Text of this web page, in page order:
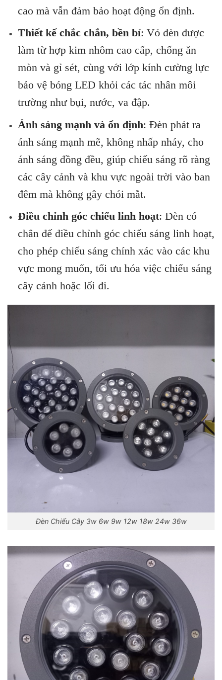
cao mà vẫn đảm bảo hoạt động ổn định.
Thiết kế chắc chắn, bền bỉ: Vỏ đèn được
làm từ hợp kim nhôm cao cấp, chống ăn
mòn và gỉ sét, cùng với lớp kính cường lực
bảo vệ bóng LED khỏi các tác nhân môi
trường như bụi, nước, va đập.
Ánh sáng mạnh và ổn định: Đèn phát ra
ánh sáng mạnh mẽ, không nhấp nháy, cho
ánh sáng đồng đều, giúp chiếu sáng rõ ràng
các cây cảnh và khu vực ngoài trời vào ban
đêm mà không gây chói mắt.
Điều chỉnh góc chiếu linh hoạt: Đèn có
chân đế điều chỉnh góc chiếu sáng linh hoạt,
cho phép chiếu sáng chính xác vào các khu
vực mong muốn, tối ưu hóa việc chiếu sáng
cây cảnh hoặc lối đi.
Đèn Chiếu Cây 3w 6w 9w 12w 18w 24w 36w